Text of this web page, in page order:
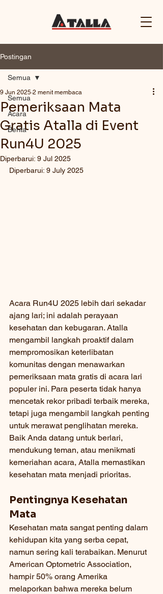
Postingan
Semua
Acara
Berita
Semua
Pemeriksaan Mata
Gratis Atalla di Event
Run4U 2025
9 Jun 2025 2 menit membaca
Diperbarui: 9 Jul 2025
Diperbarui: 9 July 2025
Acara Run4U 2025 lebih dari sekadar
ajang lari; ini adalah perayaan
kesehatan dan kebugaran. Atalla
mengambil langkah proaktif dalam
mempromosikan keterlibatan
komunitas dengan menawarkan
pemeriksaan mata gratis di acara lari
populer ini. Para peserta tidak hanya
mencetak rekor pribadi terbaik mereka,
tetapi juga mengambil langkah penting
untuk merawat penglihatan mereka.
Baik Anda datang untuk berlari,
mendukung teman, atau menikmati
kemeriahan acara, Atalla memastikan
kesehatan mata menjadi prioritas.
Pentingnya Kesehatan
Mata
Kesehatan mata sangat penting dalam
kehidupan kita yang serba cepat,
namun sering kali terabaikan. Menurut
American Optometric Association,
hampir 50% orang Amerika
melaporkan bahwa mereka belum